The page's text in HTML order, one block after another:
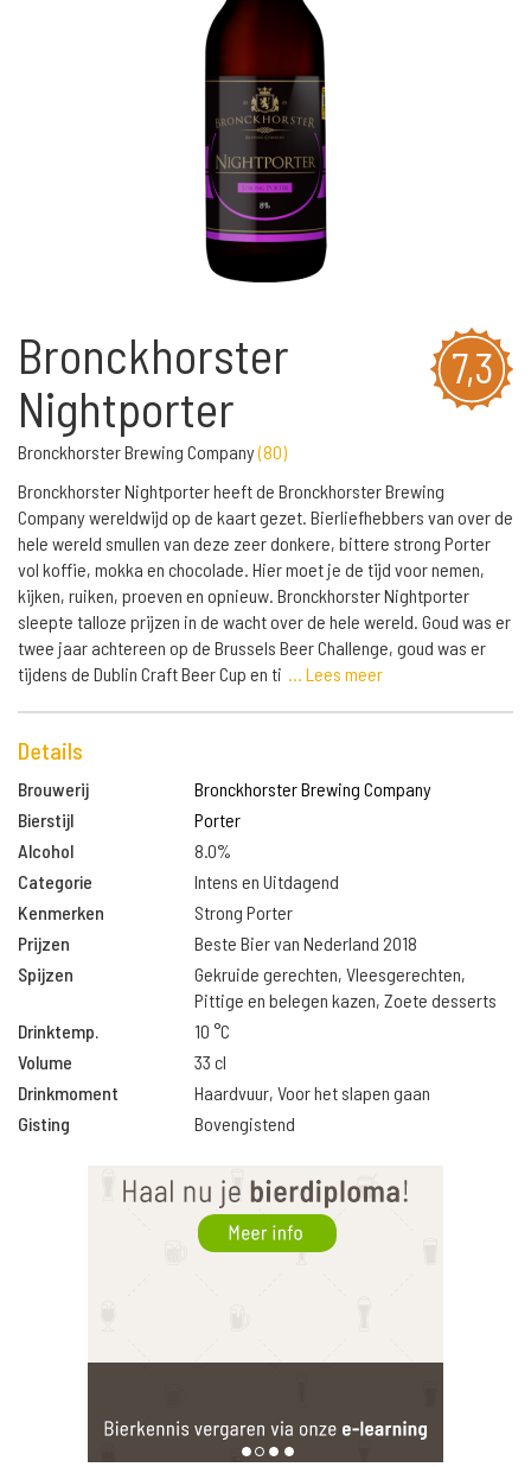
7,3
Bronckhorster
Nightporter
Bronckhorster Brewing Company(80)
Bronckhorster Nightporter heeft de Bronckhorster Brewing
Company wereldwijd op de kaart gezet. Bierliefhebbers van over de
hele wereld smullen van deze zeer donkere, bittere strong Porter
vol koffie, mokka en chocolade. Hier moet je de tijd voor nemen,
kijken, ruiken, proeven en opnieuw. Bronckhorster Nightporter
sleepte talloze prijzen in de wacht over de hele wereld. Goud was er
twee jaar achtereen op de Brussels Beer Challenge, goud was er
tijdens de Dublin Craft Beer Cup en ti ... Lees meer
Details
Brouwerij
Bronckhorster Brewing Company
Bierstijl
Porter
Alcohol
8.0%
Categorie
Intens en Uitdagend
Kenmerken
Strong Porter
Prijzen
Beste Bier van Nederland 2018
Spijzen
Gekruide gerechten, Vleesgerechten,
Pittige en belegen kazen, Zoete desserts
Drinktemp.
10 °C
Volume
33 cl
Drinkmoment
Haardvuur, Voor het slapen gaan
Gisting
Bovengistend